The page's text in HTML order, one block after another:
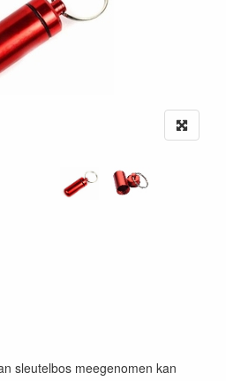
sleutelbos meegenomen kan